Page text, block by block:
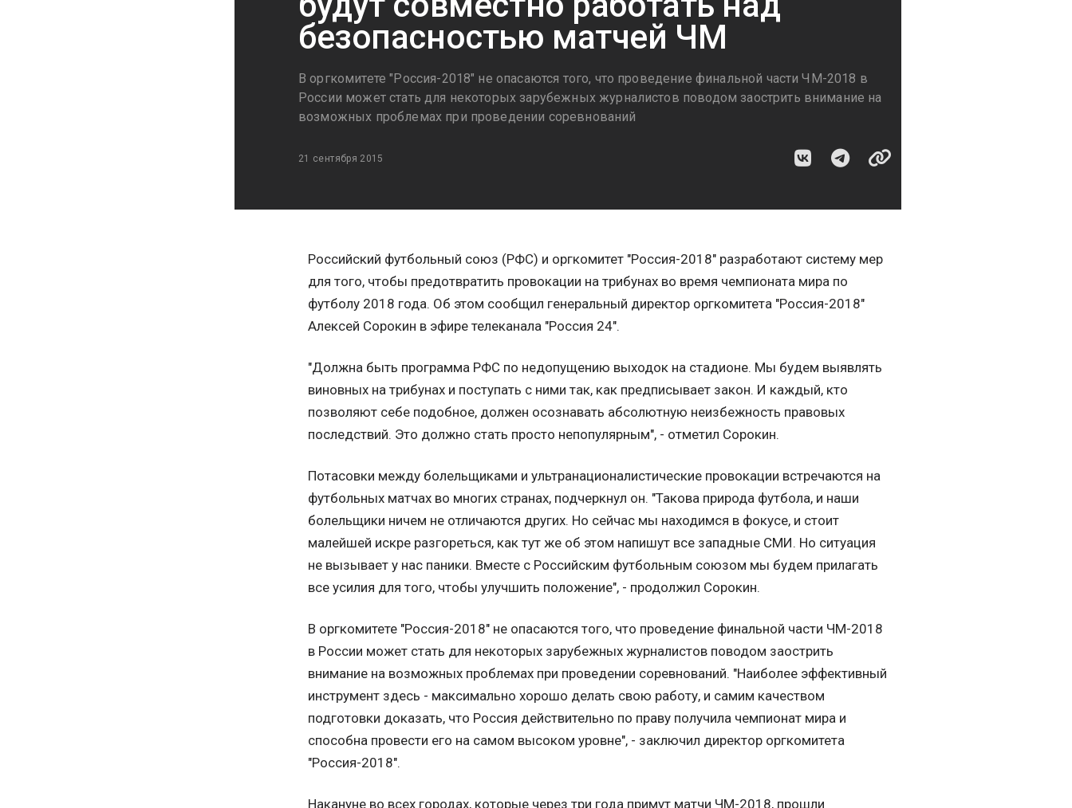
безопасностью матчей ЧМ
В оргкомитете "Россия-2018" не опасаются того, что проведение финальной части ЧМ-2018 в
России может стать для некоторых зарубежных журналистов поводом заострить внимание на
возможных проблемах при проведении соревнований
21 сентября 2015
Российский футбольный союз (РФС) и оргкомитет "Россия-2018" разработают систему мер
для того, чтобы предотвратить провокации на трибунах во время чемпионата мира по
футболу 2018 года. Об этом сообщил генеральный директор оргкомитета "Россия-2018"
Алексей Сорокин в эфире телеканала "Россия 24".
"Должна быть программа РФС по недопущению выходок на стадионе. Мы будем выявлять
виновных на трибунах и поступать с ними так, как предписывает закон. И каждый, кто
позволяют себе подобное, должен осознавать абсолютную неизбежность правовых
последствий. Это должно стать просто непопулярным", - отметил Сорокин.
Потасовки между болельщиками и ультранационалистические провокации встречаются на
футбольных матчах во многих странах, подчеркнул он. "Такова природа футбола, и наши
болельщики ничем не отличаются других. Но сейчас мы находимся в фокусе, и стоит
малейшей искре разгореться, как тут же об этом напишут все западные СМИ. Но ситуация
не вызывает у нас паники. Вместе с Российским футбольным союзом мы будем прилагать
все усилия для того, чтобы улучшить положение", - продолжил Сорокин.
В оргкомитете "Россия-2018" не опасаются того, что проведение финальной части ЧМ-2018
в России может стать для некоторых зарубежных журналистов поводом заострить
внимание на возможных проблемах при проведении соревнований. "Наиболее эффективный
инструмент здесь - максимально хорошо делать свою работу, и самим качеством
подготовки доказать, что Россия действительно по праву получила чемпионат мира и
способна провести его на самом высоком уровне", - заключил директор оргкомитета
"Россия-2018".
Накануне во всех городах, которые через три года примут матчи ЧМ-2018, прошли